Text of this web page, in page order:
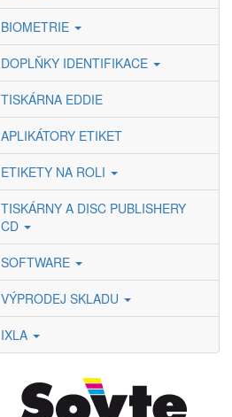
BIOMETRIE
DOPLŇKY IDENTIFIKACE
TISKÁRNA EDDIE
APLIKÁTORY ETIKET
ETIKETY NA ROLI
TISKÁRNY A DISC PUBLISHERY
CD
SOFTWARE
VÝPRODEJ SKLADU
IXLA